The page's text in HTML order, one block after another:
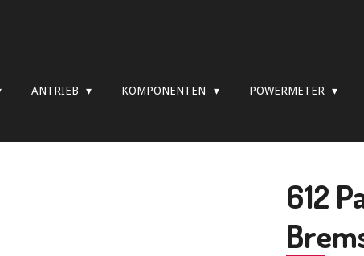
ANTRIEB KOMPONENTEN POWERMETER
612